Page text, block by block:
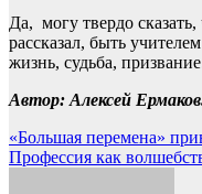
Да, могу твердо
рассказал, быть
жизнь, судьба,
Автор: Алексей
Навигация
по
«Большая перемена»
Профессия как